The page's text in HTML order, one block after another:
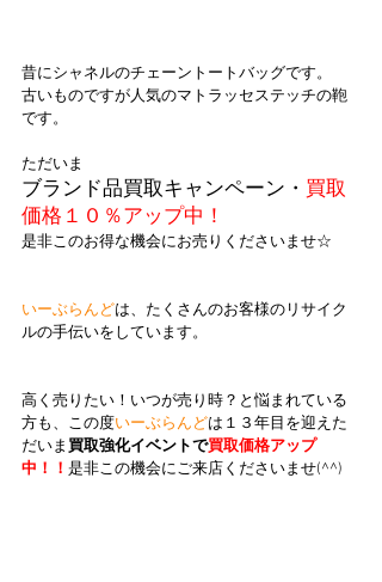
昔にシャネルのチェーントートバッグです。
古いものですが人気のマトラッセステッチの鞄
です。
ただいま
ブランド品買取キャンペーン・ 買取
価格１０％アップ中！
是非このお得な機会にお売りくださいませ☆
いーぶらんどは、たくさんのお客様のリサイク
ルの手伝いをしています。
高く売りたい！いつが売り時？と悩まれている
方も、この度いーぶらんどは１３年目を迎えた
だいま買取強化イベントで買取価格アップ
中！！ 是非この機会にご来店くださいませ(^^)